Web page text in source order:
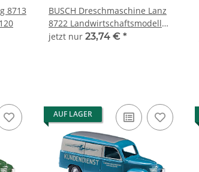
8713
BUSCH Dreschmaschine Lanz
8722 Landwirtschaftsmodell
1:120
jetzt nur 23,74 € *
AUF LAGER